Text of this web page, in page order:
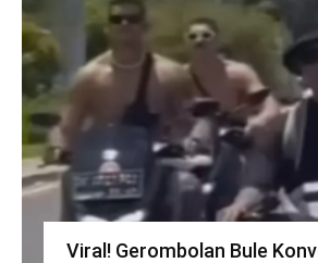
Viral! Gerombolan Bule